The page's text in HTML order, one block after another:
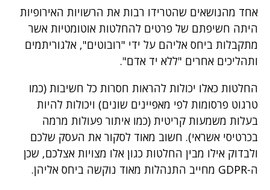
אחד מהנושאים שהטרידו רבות את הרשויות האירופיות
היתה חשיפתם של פרטים להחלטות אוטומטיות אשר
מתקבלות ביחס אליהם על ידי "רובוטים", אלגוריתמים
ותהליכים אחרים "ללא יד אדם".
החלטות כאלו יכולות להראות חסרות כל חשיבות (כמו
טרגוט פרסומות לפי מאפיינים שונים) ויכולות להיות
בעלות משמעות קריטית (כמו איתור פעולות מרמה
בכרטיסי אשראי). חשוב מאוד לסקור את העסק שלכם
ולבדוק אילו מבין החלטות כגון אלו מצויות אצלכם, שכן
ה-GDPR מחייב התנהלות מאוד נוקשה ביחס אליהן.